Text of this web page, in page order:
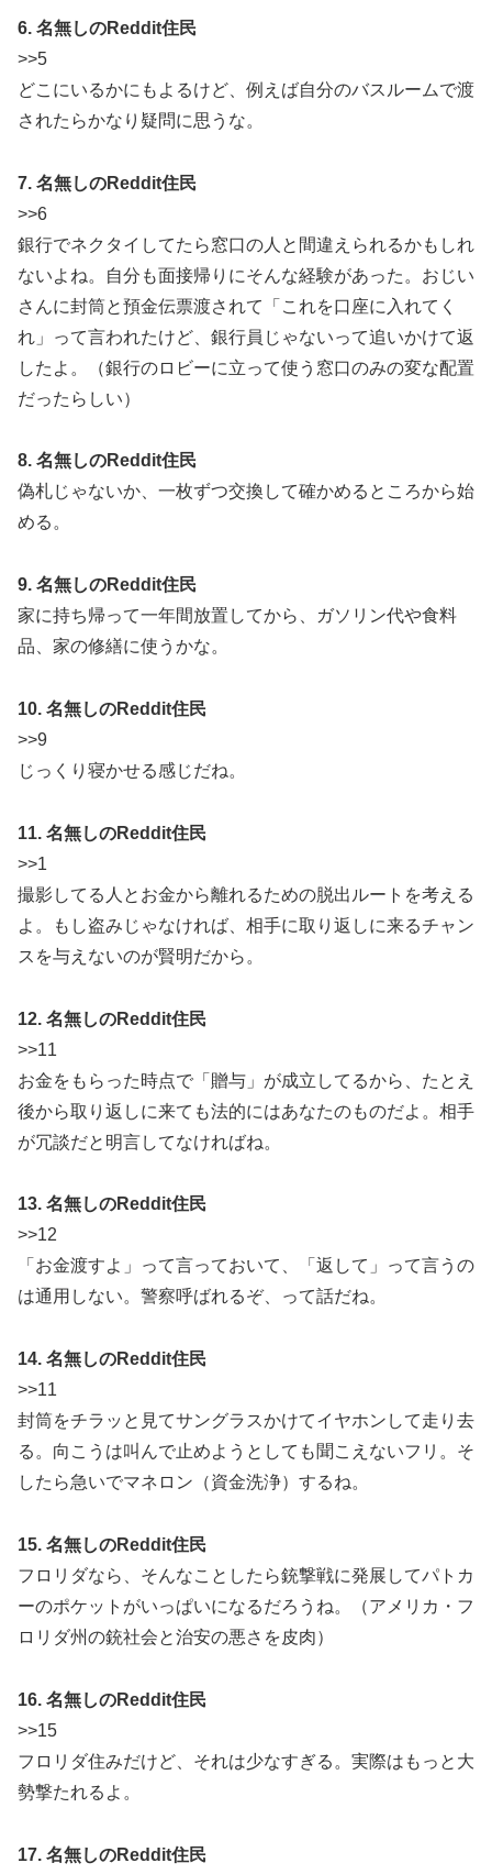
6. 名無しのReddit住民
>>5
どこにいるかにもよるけど、例えば自分のバスルームで渡
されたらかなり疑問に思うな。
7. 名無しのReddit住民
>>6
銀行でネクタイしてたら窓口の人と間違えられるかもしれ
ないよね。自分も面接帰りにそんな経験があった。おじい
さんに封筒と預金伝票渡されて「これを口座に入れてく
れ」って言われたけど、銀行員じゃないって追いかけて返
したよ。（銀行のロビーに立って使う窓口のみの変な配置
だったらしい）
8. 名無しのReddit住民
偽札じゃないか、一枚ずつ交換して確かめるところから始
める。
9. 名無しのReddit住民
家に持ち帰って一年間放置してから、ガソリン代や食料
品、家の修繕に使うかな。
10. 名無しのReddit住民
>>9
じっくり寝かせる感じだね。
11. 名無しのReddit住民
>>1
撮影してる人とお金から離れるための脱出ルートを考える
よ。もし盗みじゃなければ、相手に取り返しに来るチャン
スを与えないのが賢明だから。
12. 名無しのReddit住民
>>11
お金をもらった時点で「贈与」が成立してるから、たとえ
後から取り返しに来ても法的にはあなたのものだよ。相手
が冗談だと明言してなければね。
13. 名無しのReddit住民
>>12
「お金渡すよ」って言っておいて、「返して」って言うの
は通用しない。警察呼ばれるぞ、って話だね。
14. 名無しのReddit住民
>>11
封筒をチラッと見てサングラスかけてイヤホンして走り去
る。向こうは叫んで止めようとしても聞こえないフリ。そ
したら急いでマネロン（資金洗浄）するね。
15. 名無しのReddit住民
フロリダなら、そんなことしたら銃撃戦に発展してパトカ
ーのポケットがいっぱいになるだろうね。（アメリカ・フ
ロリダ州の銃社会と治安の悪さを皮肉）
16. 名無しのReddit住民
>>15
フロリダ住みだけど、それは少なすぎる。実際はもっと大
勢撃たれるよ。
17. 名無しのReddit住民